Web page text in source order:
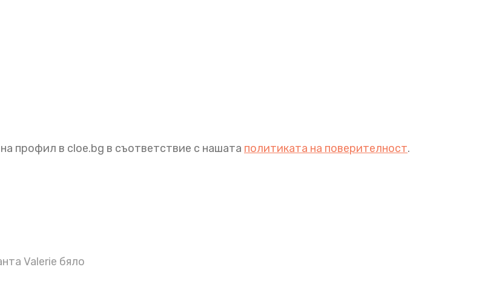
профил в cloe.bg в съответствие с нашата политиката на поверителност.
Valerie бяло